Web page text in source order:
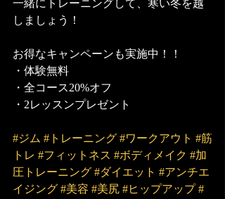
一緒にトレーニングして、寒い冬を越
しましょう！
お得なキャンペーンも実施中！！
・体験無料
・全コース20%オフ
・2レッスンプレゼント
#ジム #トレーニング #ワークアウト #筋
トレ #フィットネス #ボディメイク #加
圧トレーニング #ダイエット #アンチエ
イジング #美容 #美尻 #ヒップアップ #